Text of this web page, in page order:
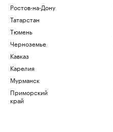
Ростов-на-Дону
Татарстан
Тюмень
Черноземье
Кавказ
Карелия
Мурманск
Приморский
край